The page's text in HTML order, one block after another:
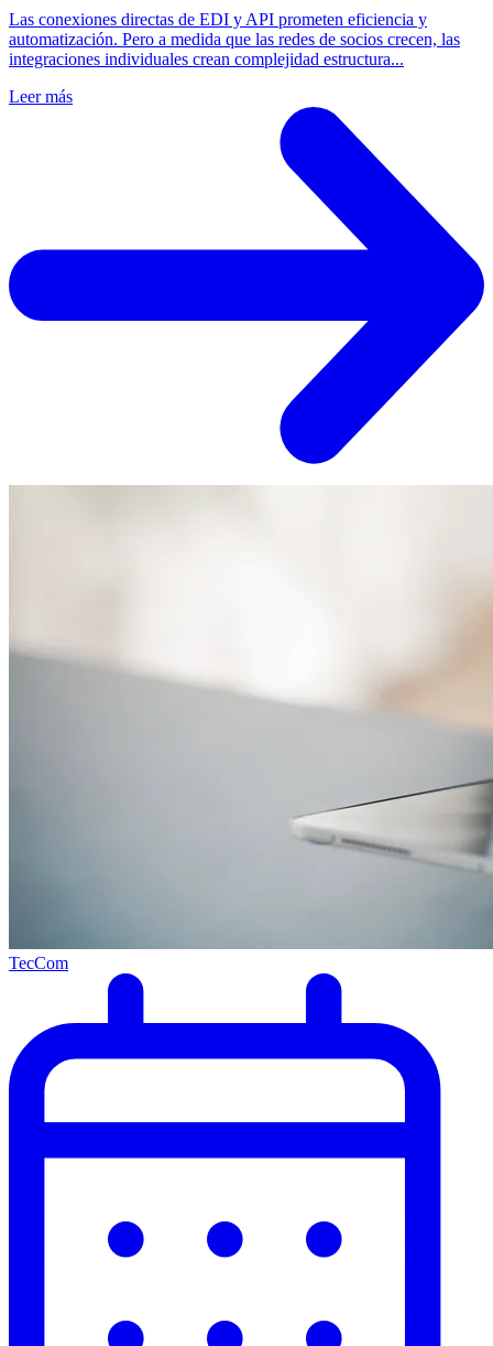
Las conexiones directas de EDI y API prometen eficiencia y
automatización. Pero a medida que las redes de socios crecen, las
integraciones individuales crean complejidad estructura...
Leer más
TecCom